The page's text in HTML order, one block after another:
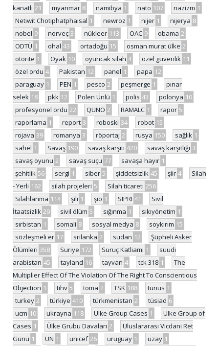
kanatlı 21 myanmar 8 namibya 1 nato 107 nazizm 1
Netiwit Chotiphatphaisal 1 newroz 1 nijer 1 nijerya 8
nobel 9 norveç 3 nükleer 113 OAC 9 obama 2
ODTÜ 1 ohal 43 ortadoğu 15 osman murat ülke 2
otorite 1 Oyak 10 oyuncak silah 4 özel güvenlik 11
özel ordu 4 Pakistan 12 panel 1 papa 12
paraguay 1 PEN 1 pesco 2 peşmerge 1
pınar
selek 18 pkk 12 Polen Ünlü 1 polis 43 polonya 10
profesyonel ordu 22 QUNO 2 RAMALC 1 rapor 5
raporlama 1 report 3 roboski 34 robot 15
rojava 39 romanya 3 röportaj 2 rusya 150 sağlık 1
sahel 1 Savaş 190 savaş karşıtı 420 savaş karşıtlığı 3
savaş oyunu 2 savaş suçu 77 savaşa hayır 1
şehitlik 56 sergi 1 siber 5 şiddetsizlik 45 şiir 4
Silah
- Yerli 162 silah projeleri 5 Silah ticareti 256
Silahlanma 114 şili 1 şiö 1 SIPRI 41
Sivil
İtaatsizlik 29 sivil ölüm 5 sığınma 1 sıkıyönetim 1
sırbistan 1 somali 8 sosyal medya 8 soykırım 15
sözleşmeli er 17 srilanka 2 sudan 12
Şüpheli Asker
Ölümleri 358 Suriye 172 Suruç Katliamı 1
suudi
arabistan 45 tayland 16 tayvan 4 tck 318 1
The
Multiplier Effect Of The Violation Of The Right To Conscientious
Objection 1 tihv 5 toma 2 TSK 188 tunus 1
turkey 2 türkiye 410 türkmenistan 2 tüsiad 6
ucm 10 ukrayna 118 Ulke Group Cases 1
Ülke Group of
Cases 1 Ülke Grubu Davaları 2
Uluslararası Vicdani Ret
Günü 1 UN 1 unicef 26 uruguay 1 uzay 1